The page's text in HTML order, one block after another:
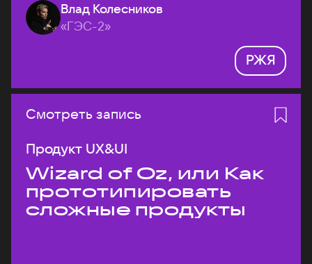
Влад Колесников
«ГЭС-2»
РЖЯ
Смотреть запись
Продукт UX&UI
Wizard of Oz, или Как
прототипировать
сложные продукты